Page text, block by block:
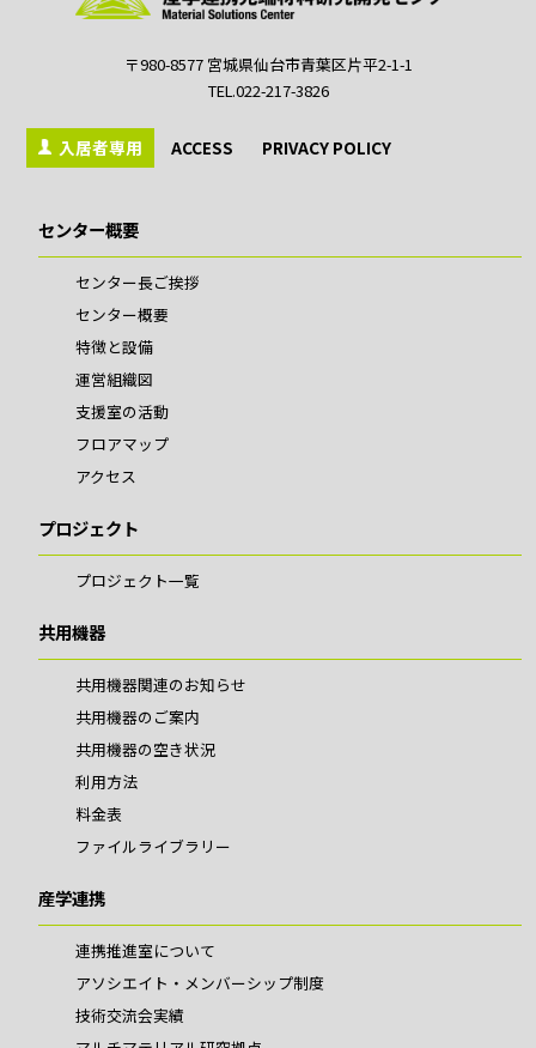
〒980-8577 宮城県仙台市青葉区片平2-1-1
TEL.022-217-3826
入居者専用 ACCESS PRIVACY POLICY
センター概要
センター長ご挨拶
センター概要
特徴と設備
運営組織図
支援室の活動
フロアマップ
アクセス
プロジェクト
プロジェクト一覧
共用機器
共用機器関連のお知らせ
共用機器のご案内
共用機器の空き状況
利用方法
料金表
ファイルライブラリー
産学連携
連携推進室について
アソシエイト・メンバーシップ制度
技術交流会実績